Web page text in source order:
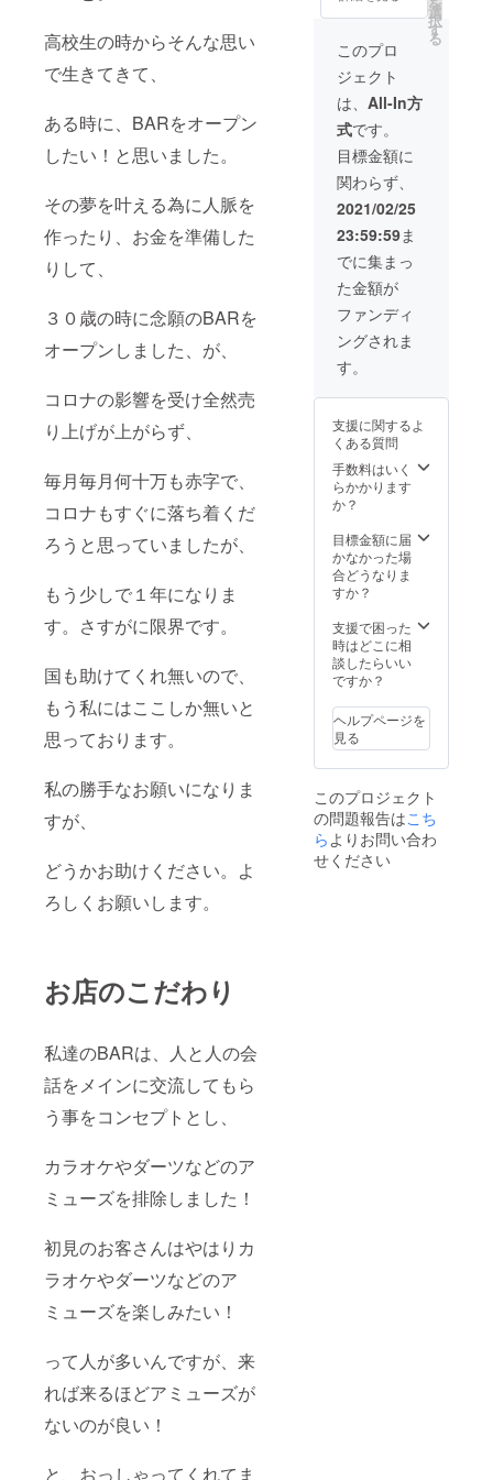
高校生の時からそんな思い
で生きてきて、
ある時に、BARをオープン
したい！と思いました。
その夢を叶える為に人脈を
作ったり、お金を準備した
りして、
３０歳の時に念願のBARを
オープンしました、が、
コロナの影響を受け全然売
り上げが上がらず、
毎月毎月何十万も赤字で、
コロナもすぐに落ち着くだ
ろうと思っていましたが、
もう少しで１年になりま
す。さすがに限界です。
国も助けてくれ無いので、
もう私にはここしか無いと
思っております。
私の勝手なお願いになりま
すが、
どうかお助けください。よ
ろしくお願いします。
お店のこだわり
私達のBARは、人と人の会
話をメインに交流してもら
う事をコンセプトとし、
カラオケやダーツなどのア
ミューズを排除しました！
初見のお客さんはやはりカ
ラオケやダーツなどのア
ミューズを楽しみたい！
って人が多いんですが、来
れば来るほどアミューズが
ないのが良い！
と、おっしゃってくれてま
選
択
す
る
このプロ
ジェクト
は、 All-In方
式です。
目標金額に
関わらず、
2021/02/25
23:59:59ま
でに集まっ
た金額が
ファンディ
ングされま
す。
支援に関するよ
くある質問
手数料はいく
らかかります
か？
目標金額に届
かなかった場
合どうなりま
すか？
支援で困った
時はどこに相
談したらいい
ですか？
ヘルプページを
見る
このプロジェクト
の問題報告はこち
らよりお問い合わ
せください